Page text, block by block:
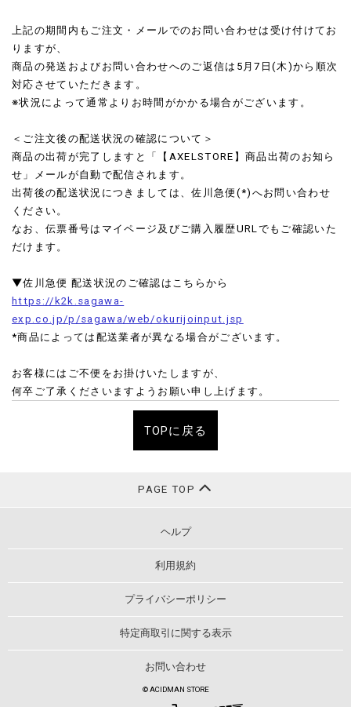
上記の期間内もご注文・メールでのお問い合わせは受け付けてお
りますが、
商品の発送およびお問い合わせへのご返信は5月7日(木)から順次
対応させていただきます。
※状況によって通常よりお時間がかかる場合がございます。
＜ご注文後の配送状況の確認について＞
商品の出荷が完了しますと「【AXELSTORE】商品出荷のお知ら
せ」メールが自動で配信されます。
出荷後の配送状況につきましては、佐川急便(*)へお問い合わせ
ください。
なお、伝票番号はマイページ及びご購入履歴URLでもご確認いた
だけます。
▼佐川急便 配送状況のご確認はこちらから
https://k2k.sagawa-
exp.co.jp/p/sagawa/web/okurijoinput.jsp
*商品によっては配送業者が異なる場合がございます。
お客様にはご不便をお掛けいたしますが、
何卒ご了承くださいますようお願い申し上げます。
TOPに戻る
PAGE TOP
ヘルプ
利用規約
プライバシーポリシー
特定商取引に関する表示
お問い合わせ
© ACIDMAN STORE